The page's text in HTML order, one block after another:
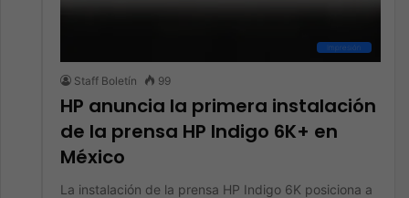
Impresión
Staff Boletín 99
HP anuncia la primera instalación
de la prensa HP Indigo 6K+ en
México
La instalación de la prensa HP Indigo 6K posiciona a